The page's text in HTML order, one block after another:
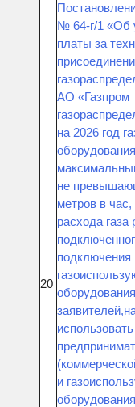
20
№ 64-г/1 «Об
платы за
АО «Газпром
на 2026 год
не
метров в
расхода газа
подключения
и